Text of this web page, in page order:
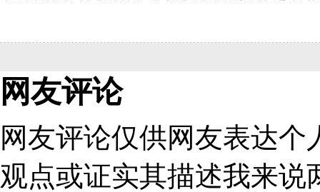
网友评论
网友评论仅供网友表达
观点或证实其描述我来说